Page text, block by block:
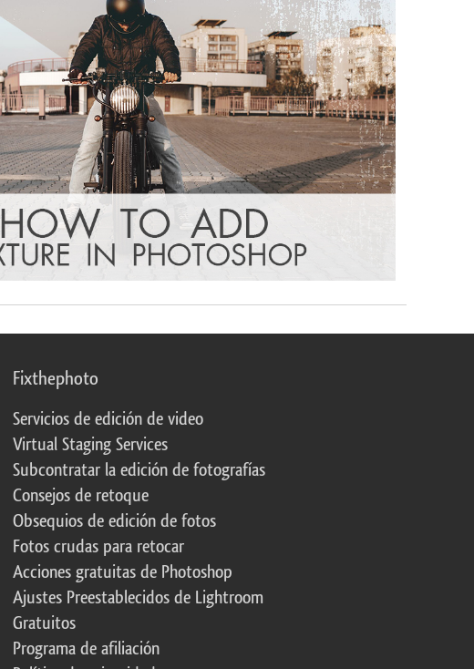
Fixthephoto
Servicios de edición de video
Virtual Staging Services
Subcontratar la edición de fotografías
Consejos de retoque
Obsequios de edición de fotos
Fotos crudas para retocar
Acciones gratuitas de Photoshop
Ajustes Preestablecidos de Lightroom
Gratuitos
Programa de afiliación